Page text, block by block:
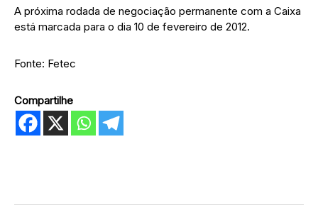
A próxima rodada de negociação permanente com a Caixa
está marcada para o dia 10 de fevereiro de 2012.
Fonte: Fetec
Compartilhe